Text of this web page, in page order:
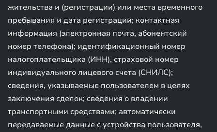
жительства и (регистрации) или места временного
пребывания и дата регистрации; контактная
информация (электронная почта, абонентский
номер телефона); идентификационный номер
налогоплательщика (ИНН), страховой номер
индивидуального лицевого счета (СНИЛС);
сведения, указываемые пользователем в целях
заключения сделок; сведения о владении
транспортными средствами; автоматически
передаваемые данные с устройства пользователя,